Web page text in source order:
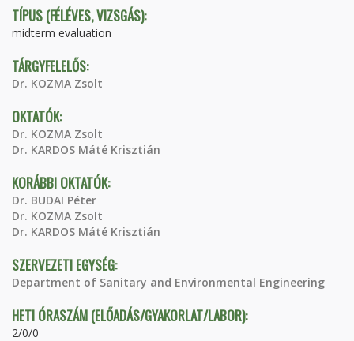
TÍPUS (FÉLÉVES, VIZSGÁS):
midterm evaluation
TÁRGYFELELŐS:
Dr. KOZMA Zsolt
OKTATÓK:
Dr. KOZMA Zsolt
Dr. KARDOS Máté Krisztián
KORÁBBI OKTATÓK:
Dr. BUDAI Péter
Dr. KOZMA Zsolt
Dr. KARDOS Máté Krisztián
SZERVEZETI EGYSÉG:
Department of Sanitary and Environmental Engineering
HETI ÓRASZÁM (ELŐADÁS/GYAKORLAT/LABOR):
2/0/0